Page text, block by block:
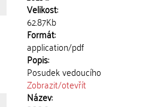
Velikost:
62.87Kb
Formát:
application/pdf
Popis:
Posudek vedoucího
Zobrazit/otevřít
Název: